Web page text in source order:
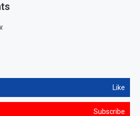
Like
Subscribe